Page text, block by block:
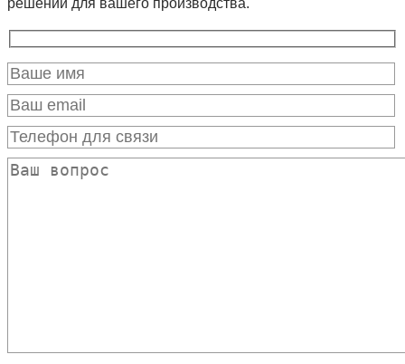
решений для вашего производства.